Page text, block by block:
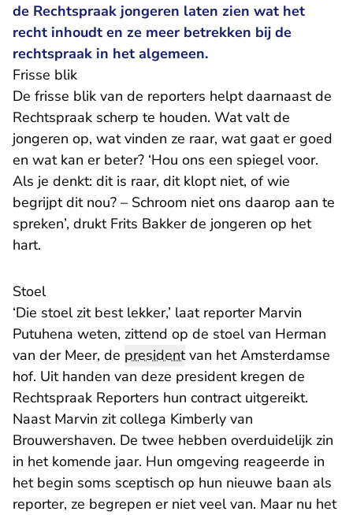
de Rechtspraak jongeren laten zien wat het
recht inhoudt en ze meer betrekken bij de
rechtspraak in het algemeen.
Frisse blik
De frisse blik van de reporters helpt daarnaast de
Rechtspraak scherp te houden. Wat valt de
jongeren op, wat vinden ze raar, wat gaat er goed
en wat kan er beter? ‘Hou ons een spiegel voor.
Als je denkt: dit is raar, dit klopt niet, of wie
begrijpt dit nou? – Schroom niet ons daarop aan te
spreken’, drukt Frits Bakker de jongeren op het
hart.
Stoel
‘Die stoel zit best lekker,’ laat reporter Marvin
Putuhena weten, zittend op de stoel van Herman
van der Meer, de presidentvan het Amsterdamse
hof. Uit handen van deze president kregen de
Rechtspraak Reporters hun contract uitgereikt.
Naast Marvin zit collega Kimberly van
Brouwershaven. De twee hebben overduidelijk zin
in het komende jaar. Hun omgeving reageerde in
het begin soms sceptisch op hun nieuwe baan als
reporter, ze begrepen er niet veel van. Maar nu het